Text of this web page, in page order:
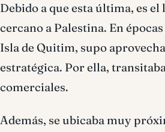
Debido a que esta última, es el
cercano a Palestina. En
Isla de Quitim, supo
estratégica. Por ella,
comerciales.
Además, se ubicaba muy